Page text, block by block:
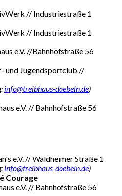
// Industriestraße 1
// Industriestraße 1
e.V. //Bahnhofstraße 56
und Jugendsportclub //
info@treibhaus-doebeln.de)
e.V. // Bahnhofstraße 56
e.V. // Waldheimer Straße 1
info@treibhaus-doebeln.de)
Courage
e.V. // Bahnhofstraße 56